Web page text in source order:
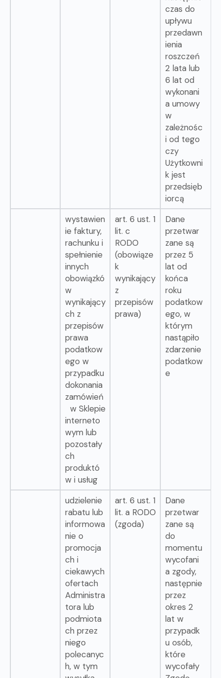
czas do
upływu
przedawn
ienia
roszczeń
2 lata lub
6 lat od
wykonani
a umowy
w
zależnośc
i od tego
czy
Użytkowni
k jest
przedsięb
iorcą
wystawien
ie faktury,
rachunku i
spełnienie
innych
obowiązkó
w
wynikający
ch z
przepisów
prawa
podatkow
ego w
przypadku
dokonania
zamówień
w Sklepie
interneto
wym lub
pozostały
ch
produktó
w i usług
art. 6 ust. 1
lit. c
RODO
(obowiąze
k
wynikający
z
przepisów
prawa)
Dane
przetwar
zane są
przez 5
lat od
końca
roku
podatkow
ego, w
którym
nastąpiło
zdarzenie
podatkow
e
udzielenie
rabatu lub
informowa
nie o
promocja
ch i
ciekawych
ofertach
Administra
tora lub
podmiota
ch przez
niego
polecanyc
h, w tym
art. 6 ust. 1
lit. a RODO
(zgoda)
Dane
przetwar
zane są
do
momentu
wycofani
a zgody,
następnie
przez
okres 2
lat w
przypadk
u osób,
które
wycofały